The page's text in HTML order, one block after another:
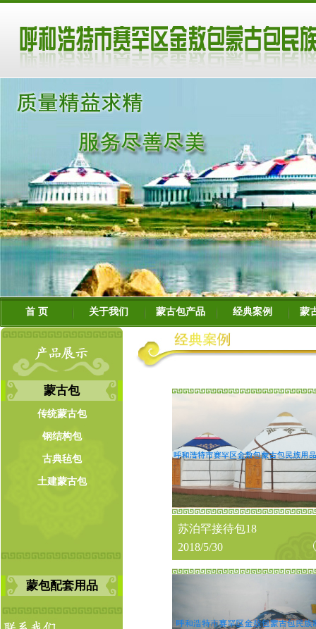
首 页 关于我们 蒙古包产品 经典案例 蒙
蒙古包
传统蒙古包
钢结构包
古典毡包
土建蒙古包
蒙包配套用品
苏泊罕接待包18
2018/5/30